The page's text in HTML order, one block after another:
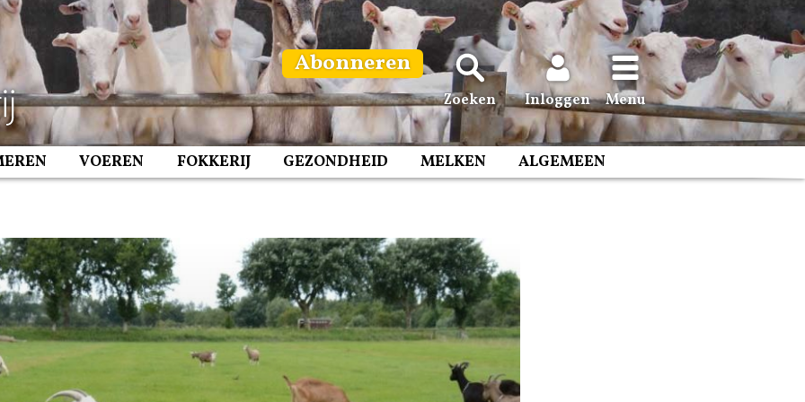
Abonneren
Zoeken Inloggen Menu
VOEREN FOKKERIJ GEZONDHEID MELKEN ALGEMEEN